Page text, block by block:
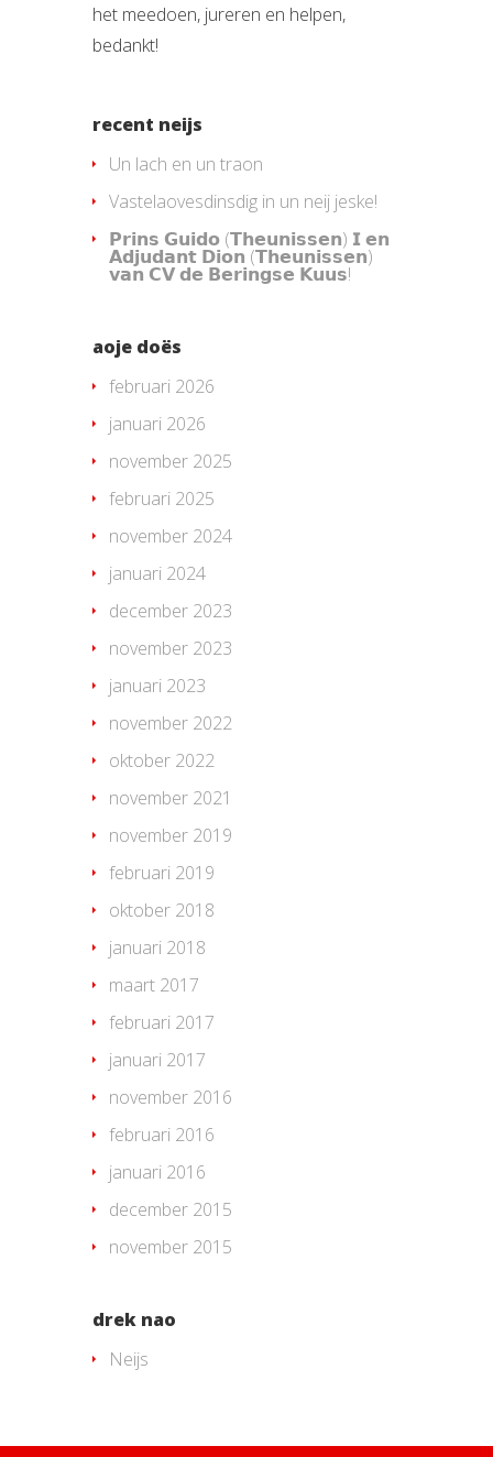
het meedoen, jureren en helpen,
bedankt!
recent neijs
Un lach en un traon
Vastelaovesdinsdig in un neij jeske!
𝗣𝗿𝗶𝗻𝘀 𝗚𝘂𝗶𝗱𝗼 (𝗧𝗵𝗲𝘂𝗻𝗶𝘀𝘀𝗲𝗻) 𝗜 𝗲𝗻
𝗔𝗱𝗷𝘂𝗱𝗮𝗻𝘁 𝗗𝗶𝗼𝗻 (𝗧𝗵𝗲𝘂𝗻𝗶𝘀𝘀𝗲𝗻)
𝘃𝗮𝗻 𝗖𝗩 𝗱𝗲 𝗕𝗲𝗿𝗶𝗻𝗴𝘀𝗲 𝗞𝘂𝘂𝘀!
aoje doës
februari 2026
januari 2026
november 2025
februari 2025
november 2024
januari 2024
december 2023
november 2023
januari 2023
november 2022
oktober 2022
november 2021
november 2019
februari 2019
oktober 2018
januari 2018
maart 2017
februari 2017
januari 2017
november 2016
februari 2016
januari 2016
december 2015
november 2015
drek nao
Neijs